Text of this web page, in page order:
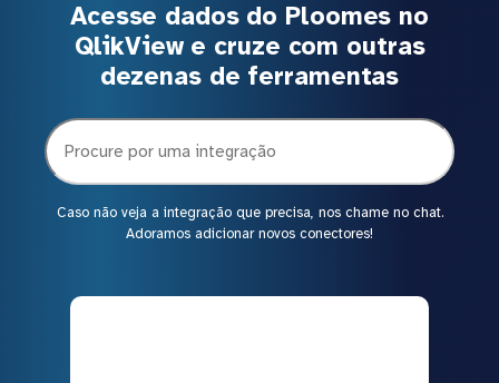
Acesse dados do Ploomes no
QlikView e cruze com outras
dezenas de ferramentas
Caso não veja a integração que precisa, nos chame no chat.
Adoramos adicionar novos conectores!